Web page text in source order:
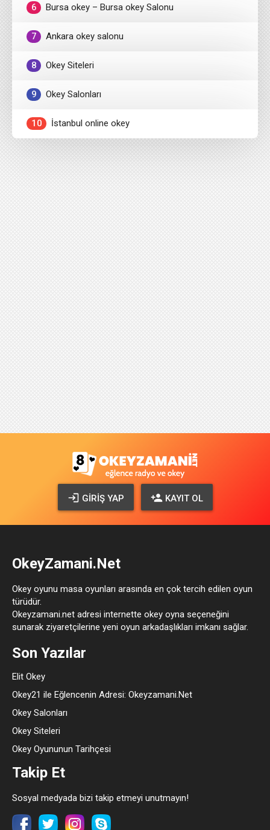
6 Bursa okey – Bursa okey Salonu
7 Ankara okey salonu
8 Okey Siteleri
9 Okey Salonları
10 İstanbul online okey
GIRIŞ YAP KAYIT OL
OkeyZamani.Net
Okey oyunu masa oyunları arasında en çok tercih edilen oyun
türüdür.
Okeyzamani.net adresi internette okey oyna seçeneğini
sunarak ziyaretçilerine yeni oyun arkadaşlıkları imkanı sağlar.
Son Yazılar
Elit Okey
Okey21 ile Eğlencenin Adresi: Okeyzamani.Net
Okey Salonları
Okey Siteleri
Okey Oyununun Tarihçesi
Takip Et
Sosyal medyada bizi takip etmeyi unutmayın!